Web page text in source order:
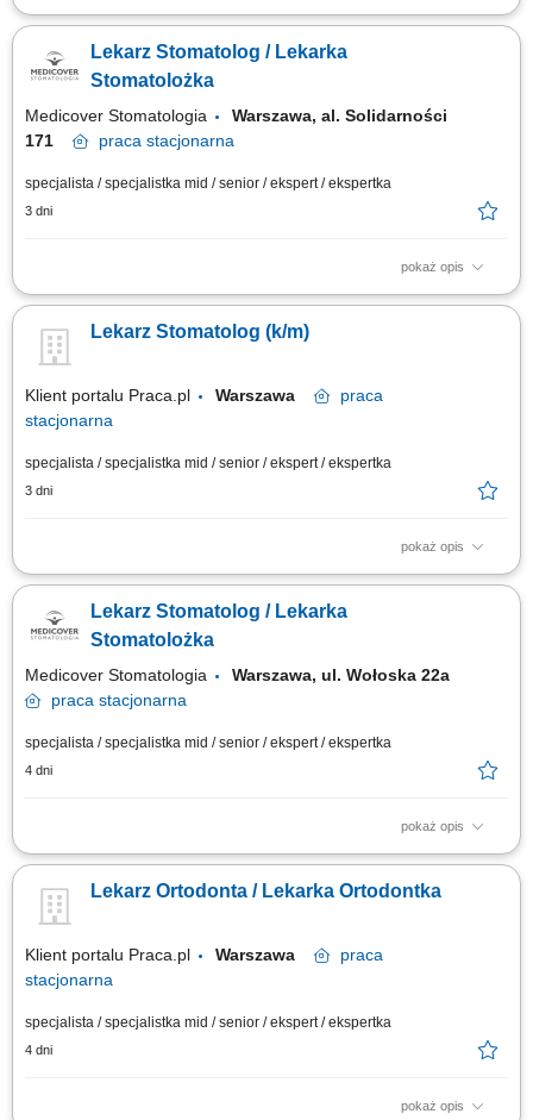
Opis stanowiska Kompleksowe leczenie pacjentów w zakresie
technologii; Realizacja planów leczenia w zespole interdyscyplinarnym;
Dbanie o najwyższe standardy opieki i komfort pacjentów;
Lekarz Stomatolog / Lekarka
Stomatolożka
Medicover Stomatologia
Warszawa, al. Solidarności
171
praca stacjonarna
specjalista / specjalistka mid / senior / ekspert / ekspertka
3 dni
pokaż opis
Opis stanowiska Prowadzenie kompleksowego leczenia
zabiegowego nowej generacji. Ścisła współpraca z interdyscyplinarnym
zespołem specjalistów w celu zapewnienia ciągłości oraz najwyższego
Lekarz Stomatolog (k/m)
Klient portalu Praca.pl Warszawa
praca
stacjonarna
specjalista / specjalistka mid / senior / ekspert / ekspertka
3 dni
pokaż opis
wykonywanie zabiegów z zakresu stomatologii zachowawczej z
terapeutycznych, tworzenie oraz realizacja planów leczenia
odpowiadających potrzebom pacjentów, monitorowanie przebiegu terapii
Lekarz Stomatolog / Lekarka
Stomatolożka
Medicover Stomatologia
Warszawa, ul. Wołoska 22a
praca stacjonarna
specjalista / specjalistka mid / senior / ekspert / ekspertka
4 dni
pokaż opis
Zapraszamy do współpracy lekarzy dentystów/ lekarki dentystki z
obejmować: kompleksowe leczenie pacjentów w zakresie stomatologii
zachowawczej, z wykorzystaniem nowoczesnych metod i materiałów,
Lekarz Ortodonta / Lekarka Ortodontka
Klient portalu Praca.pl Warszawa
praca
stacjonarna
specjalista / specjalistka mid / senior / ekspert / ekspertka
4 dni
pokaż opis